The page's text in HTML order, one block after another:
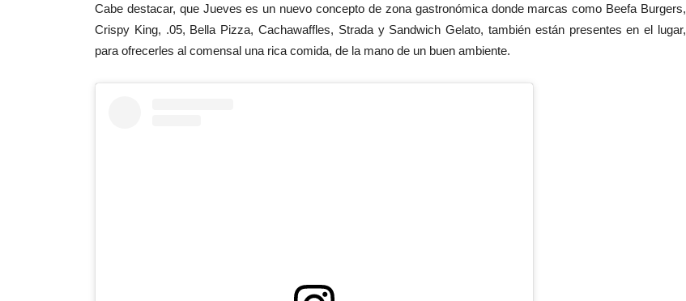
Cabe destacar, que Jueves es un nuevo concepto de zona gastronómica donde marcas como Beefa Burgers,
Crispy King, .05, Bella Pizza, Cachawaffles, Strada y Sandwich Gelato, también están presentes en el lugar,
para ofrecerles al comensal una rica comida, de la mano de un buen ambiente.